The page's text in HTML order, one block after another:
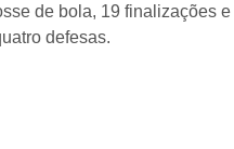
de bola, 19 finalizações e
defesas.